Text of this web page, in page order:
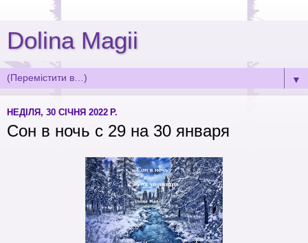
Dolina Magii
▼
НЕДІЛЯ, 30 СІЧНЯ 2022 Р.
Сон в ночь с 29 на 30 января